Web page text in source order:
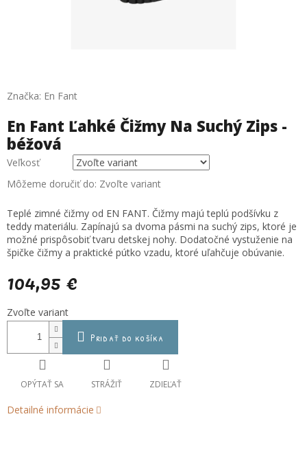
Značka: En Fant
En Fant Ľahké Čižmy Na Suchý Zips -
béžová
104,95 €
Jednotková
cena:
Zvoľte variant
Veľkosť
Môžeme doručiť do: Zvoľte variant
Pridať do košíka
Teplé zimné čižmy od EN FANT. Čižmy majú teplú podšívku z
teddy materiálu. Zapínajú sa dvoma pásmi na suchý zips, ktoré je
možné prispôsobiť tvaru detskej nohy. Dodatočné vystuženie na
špičke čižmy a praktické pútko vzadu, ktoré uľahčuje obúvanie.
Detailné informácie
OPÝTAŤ SA STRÁŽIŤ ZDIEĽAŤ